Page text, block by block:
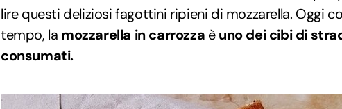
lire questi deliziosi fagottini ripieni di mozzarella. Oggi
tempo, la mozzarella in carrozza èuno dei cibi di
consumati.